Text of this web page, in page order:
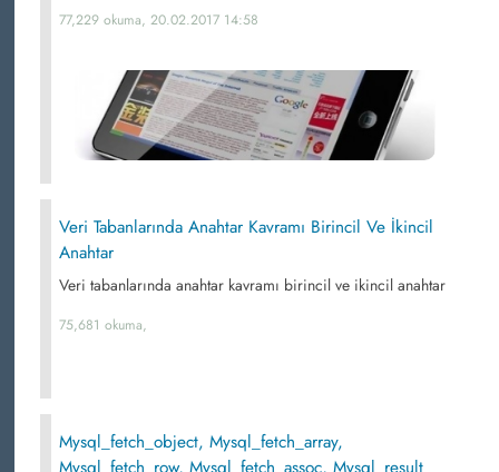
77,229 okuma, 20.02.2017 14:58
Veri Tabanlarında Anahtar Kavramı Birincil Ve İkincil
Anahtar
Veri tabanlarında anahtar kavramı birincil ve ikincil anahtar
75,681 okuma,
Mysql_fetch_object, Mysql_fetch_array,